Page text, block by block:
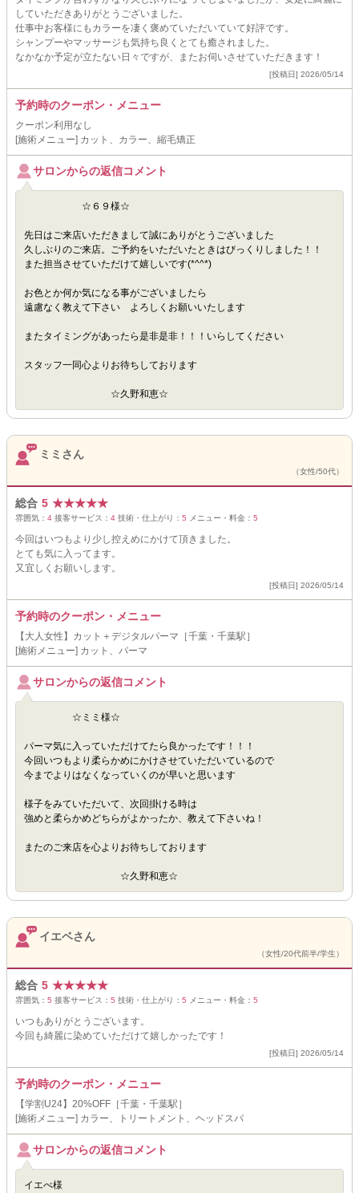
していただきありがとうございました。
仕事中お客様にもカラーを凄く褒めていただいていて好評です。
シャンプーやマッサージも気持ち良くとても癒されました。
なかなか予定が立たない日々ですが、またお伺いさせていただきます！
[投稿日] 2026/05/14
予約時のクーポン・メニュー
クーポン利用なし
[施術メニュー] カット、カラー、縮毛矯正
サロンからの返信コメント
☆６９様☆
先日はご来店いただきまして誠にありがとうございました
久しぶりのご来店。ご予約をいただいたときはびっくりしました！！
また担当させていただけて嬉しいです(*^^*)
お色とか何か気になる事がございましたら
遠慮なく教えて下さい よろしくお願いいたします
またタイミングがあったら是非是非！！！いらしてください
スタッフ一同心よりお待ちしております
☆久野和恵☆
ミミさん
（女性/50代）
総合 5 ★★★★★
雰囲気： 4 接客サービス： 4 技術・仕上がり： 5 メニュー・料金： 5
今回はいつもより少し控えめにかけて頂きました。
とても気に入ってます。
又宜しくお願いします。
[投稿日] 2026/05/14
予約時のクーポン・メニュー
【大人女性】カット＋デジタルパーマ［千葉・千葉駅］
[施術メニュー] カット、パーマ
サロンからの返信コメント
☆ミミ様☆
パーマ気に入っていただけてたら良かったです！！！
今回いつもより柔らかめにかけさせていただいているので
今までよりはなくなっていくのが早いと思います
様子をみていただいて、次回掛ける時は
強めと柔らかめどちらがよかったか、教えて下さいね！
またのご来店を心よりお待ちしております
☆久野和恵☆
イエベさん
（女性/20代前半/学生）
総合 5 ★★★★★
雰囲気： 5 接客サービス： 5 技術・仕上がり： 5 メニュー・料金： 5
いつもありがとうございます。
今回も綺麗に染めていただけて嬉しかったです！
[投稿日] 2026/05/14
予約時のクーポン・メニュー
【学割U24】20%OFF［千葉・千葉駅］
[施術メニュー] カラー、トリートメント、ヘッドスパ
サロンからの返信コメント
イエべ様